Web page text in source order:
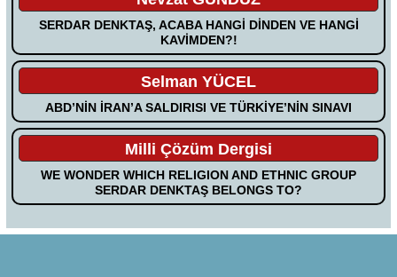
SERDAR DENKTAŞ, ACABA HANGİ DİNDEN VE HANGİ
KAVİMDEN?!
Selman YÜCEL
ABD’NİN İRAN’A SALDIRISI VE TÜRKİYE’NİN SINAVI
Milli Çözüm Dergisi
WE WONDER WHICH RELIGION AND ETHNIC GROUP
SERDAR DENKTAŞ BELONGS TO?